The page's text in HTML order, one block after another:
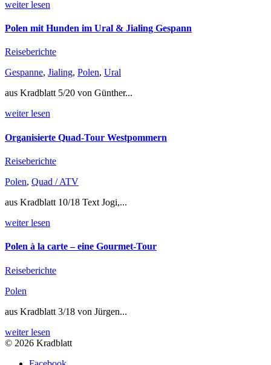
weiter lesen
Polen mit Hunden im Ural & Jialing Gespann
Reiseberichte
Gespanne, Jialing, Polen, Ural
aus Kradblatt 5/20 von Günther...
weiter lesen
Organisierte Quad-Tour Westpommern
Reiseberichte
Polen, Quad / ATV
aus Kradblatt 10/18 Text Jogi,...
weiter lesen
Polen à la carte – eine Gourmet-Tour
Reiseberichte
Polen
aus Kradblatt 3/18 von Jürgen...
weiter lesen
© 2026 Kradblatt